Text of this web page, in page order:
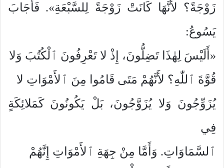
زَوْجَةً؟ لأَنَّهَا كَانَتْ زَوْجَةً لِلسَّبْعَةِ». فَأَجَابَ
يَسُوعُ:
«أَلَيْسَ لِهٰذَا تَضِلُّونَ، إِذْ لا تَعْرِفُونَ ٱلْكُتُبَ وَلا
قُوَّةَ ٱللّٰهِ؟ لأَنَّهُمْ مَتَى قَامُوا مِنَ ٱلأَمْوَاتِ لا
يُزَوِّجُونَ وَلا يُزَوَّجُونَ، بَلْ يَكُونُونَ كَمَلائِكَةٍ
فِي
ٱلسَّمَاوَاتِ. وَأَمَّا مِنْ جِهَةِ ٱلأَمْوَاتِ إِنَّهُمْ